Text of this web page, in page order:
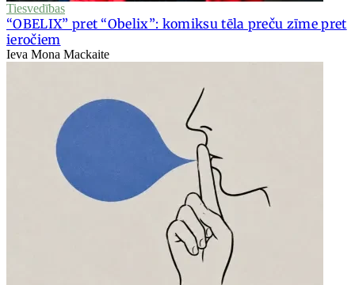
Tiesvedības
“OBELIX” pret “Obelix”: komiksu tēla preču zīme pret
ieročiem
Ieva Mona Mackaite